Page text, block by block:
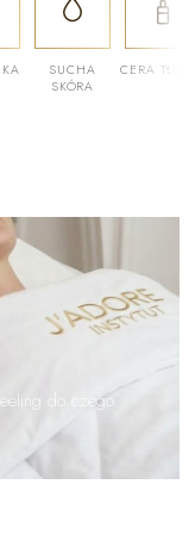
SUCHA
SKÓRA
CERA
do czego.